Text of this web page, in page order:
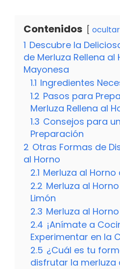
Contenidos ocultar
1 Descubre la
de Merluza Rellena al
Mayonesa
1.1 Ingredientes
1.2 Pasos para
Merluza Rellena al
1.3 Consejos para
Preparación
2 Otras Formas de
al Horno
2.1 Merluza al
2.2 Merluza al
Limón
2.3 Merluza al
2.4 ¡Anímate a
Experimentar en la
2.5 ¿Cuál es tu
disfrutar la merluza